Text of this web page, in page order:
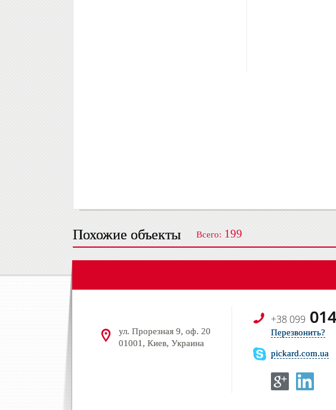
Похожие объекты Всего: 199
ул. Прорезная 9, оф. 20
01001, Киев, Украина
+38 099
Перезвонить?
pickard.com.ua